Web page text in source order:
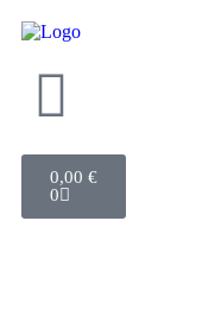
0,00 €
0